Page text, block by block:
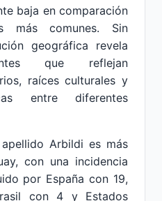
baja en comparación
más comunes. Sin
geográfica revela
que reflejan
raíces culturales y
entre diferentes
Arbildi es más
con una incidencia
por España con 19,
con 4 y Estados